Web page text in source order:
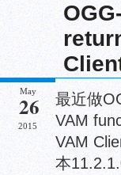
May
26
2015
最近做
VAM
VAM
本